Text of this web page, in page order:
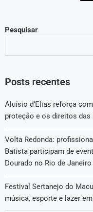
Pesquisar
Posts recentes
Aluísio d’Elias reforça
proteção e os direitos das
Volta Redonda:
Batista participam de
Dourado no Rio de Janeiro
Festival Sertanejo do
música, esporte e lazer